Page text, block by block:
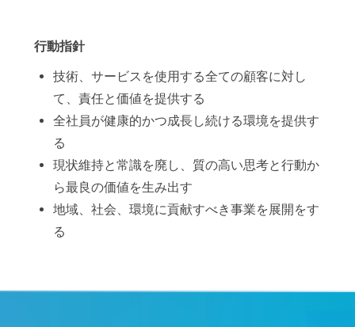
行動指針
技術、サービスを使用する全ての顧客に対し
て、責任と価値を提供する
全社員が健康的かつ成長し続ける環境を提供す
る
現状維持と常識を廃し、質の高い思考と行動か
ら最良の価値を生み出す
地域、社会、環境に貢献すべき事業を展開をす
る